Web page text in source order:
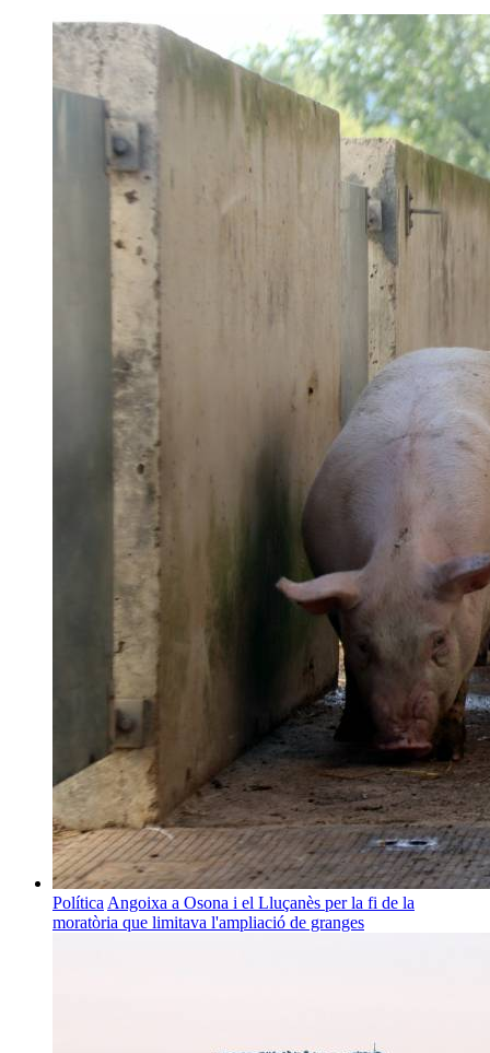
Política Angoixa a Osona i el Lluçanès per la fi de la
moratòria que limitava l'ampliació de granges